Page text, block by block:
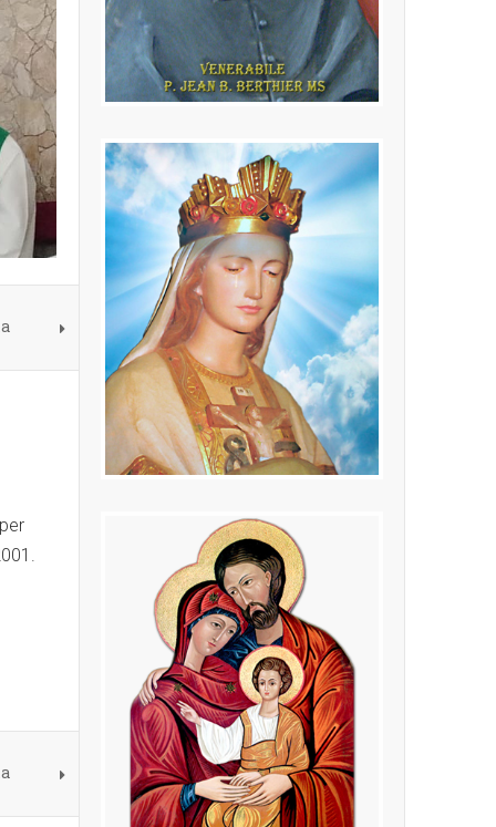
P. Jean Baptiste
Berthier MS
(24.02.1846 - 16.10.1908) Fondatore
della Congregazione dei Missionari
della Sacra Famiglia
LEGGI PIÙ